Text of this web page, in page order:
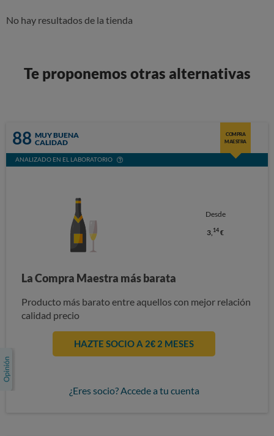
No hay resultados de la tienda
Te proponemos otras alternativas
88 MUY BUENA
CALIDAD
COMPRA
MAESTRA
ANALIZADO EN EL LABORATORIO
Desde
3, 14 €
La Compra Maestra más barata
Producto más barato entre aquellos con mejor relación
calidad precio
HAZTE SOCIO A 2€ 2 MESES
¿Eres socio? Accede a tu cuenta